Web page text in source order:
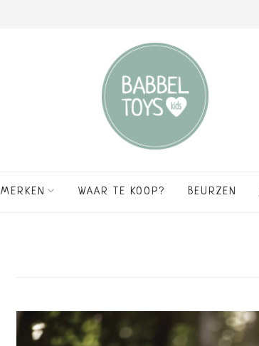
MERKEN WAAR TE KOOP? BEURZEN